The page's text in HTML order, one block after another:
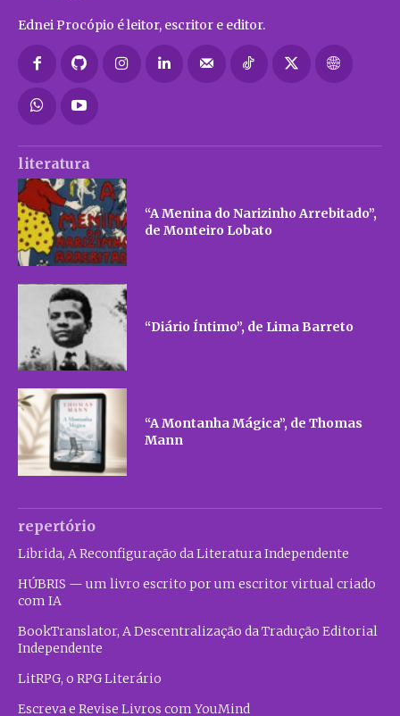
Ednei Procópio é leitor, escritor e editor.
literatura
“A Menina do Narizinho Arrebitado”,
de Monteiro Lobato
“Diário Íntimo”, de Lima Barreto
“A Montanha Mágica”, de Thomas
Mann
repertório
Librida, A Reconfiguração da Literatura Independente
HÚBRIS — um livro escrito por um escritor virtual criado
com IA
BookTranslator, A Descentralização da Tradução Editorial
Independente
LitRPG, o RPG Literário
Escreva e Revise Livros com YouMind